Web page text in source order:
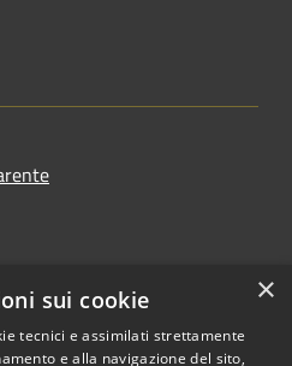
×
sui cookie
tecnici e assimilati strettamente
e alla navigazione del sito,